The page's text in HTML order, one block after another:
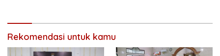
Rekomendasi untuk kamu